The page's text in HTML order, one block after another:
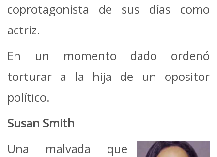
coprotagonista de sus días como
actriz.
En un momento dado ordenó
torturar a la hija de un opositor
político.
Susan Smith
Una malvada que